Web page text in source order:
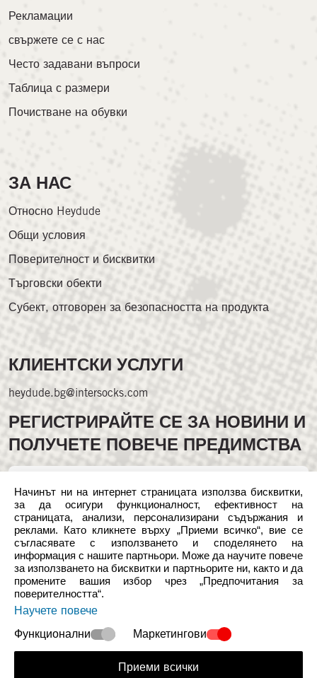
Рекламации
свържете се с нас
Често задавани въпроси
Таблица с размери
Почистване на обувки
ЗА НАС
Относно Heydude
Общи условия
Поверителност и бисквитки
Търговски обекти
Субект, отговорен за безопасността на продукта
КЛИЕНТСКИ УСЛУГИ
heydude.bg@intersocks.com
РЕГИСТРИРАЙТЕ СЕ ЗА НОВИНИ И
ПОЛУЧЕТЕ ПОВЕЧЕ ПРЕДИМСТВА
Следвайте ни в социалните мрежи
*Всички цени, показани в български лева (BGN), са
само с информационна цел и се основават на
фиксиран курс на конвертиране от 1 EUR = 1.95583
BGN.
Начинът ни на интернет страницата използва бисквитки,
за да осигури функционалност, ефективност на
страницата, анализи, персонализирани съдържания и
реклами. Като кликнете върху „Приеми всичко“, вие се
съгласявате с използването и споделянето на
информация с нашите партньори. Може да научите повече
за използването на бисквитки и партньорите ни, както и да
промените вашия избор чрез „Предпочитания за
поверителността“.
Научете повече
Функционални Маркетингови
Приеми всички